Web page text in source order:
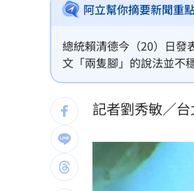
影片曝光！台中囂
AND2BLE、
產蛋量下降 本週
KISS OF LIFE飆
台股7月大回檔！
阿立幫你摘要新聞重
總統賴清德今（20）日發
文「兩隻腳」的說法並不
自斷一隻腳；鄭麗文跟習
的情況對台灣來講是非常危
記者劉秀敏／